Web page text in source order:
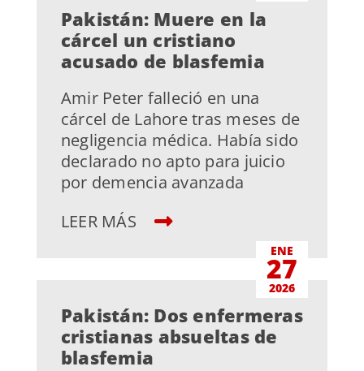
Pakistán: Muere en la
cárcel un cristiano
acusado de blasfemia
Amir Peter falleció en una
cárcel de Lahore tras meses de
negligencia médica. Había sido
declarado no apto para juicio
por demencia avanzada
LEER MÁS
ENE
27
2026
Pakistán: Dos enfermeras
cristianas absueltas de
blasfemia